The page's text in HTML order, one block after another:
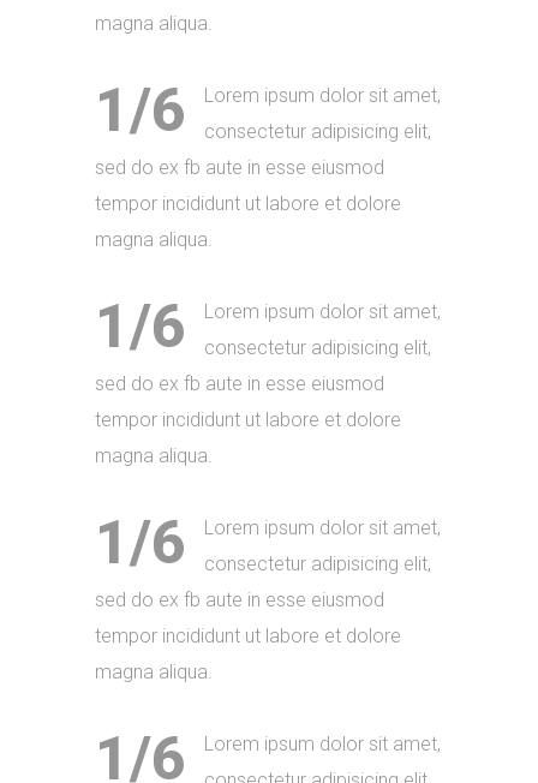
magna aliqua.
1/6
Lorem ipsum dolor sit amet,
consectetur adipisicing elit,
sed do ex fb aute in esse eiusmod
tempor incididunt ut labore et dolore
magna aliqua.
1/6
Lorem ipsum dolor sit amet,
consectetur adipisicing elit,
sed do ex fb aute in esse eiusmod
tempor incididunt ut labore et dolore
magna aliqua.
1/6
Lorem ipsum dolor sit amet,
consectetur adipisicing elit,
sed do ex fb aute in esse eiusmod
tempor incididunt ut labore et dolore
magna aliqua.
1/6
Lorem ipsum dolor sit amet,